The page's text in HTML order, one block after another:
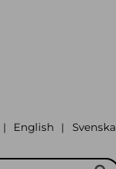
| English | Svenska